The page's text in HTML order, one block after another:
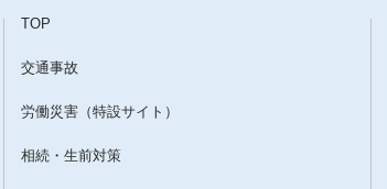
TOP
交通事故
労働災害（特設サイト）
相続・生前対策